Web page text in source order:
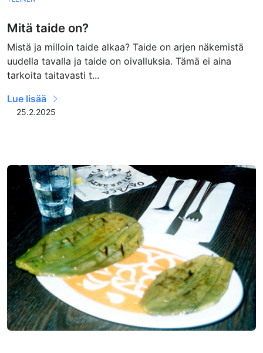
Mitä taide on?
Mistä ja milloin taide alkaa? Taide on arjen näkemistä
uudella tavalla ja taide on oivalluksia. Tämä ei aina
tarkoita taitavasti t...
Lue lisää
25.2.2025